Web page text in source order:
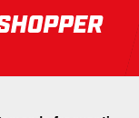
da € 75